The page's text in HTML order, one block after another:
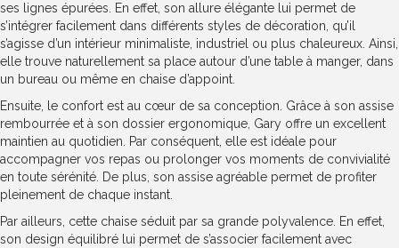
ses lignes épurées. En effet, son allure élégante lui permet de
s’intégrer facilement dans différents styles de décoration, qu’il
s’agisse d’un intérieur minimaliste, industriel ou plus chaleureux. Ainsi,
elle trouve naturellement sa place autour d’une table à manger, dans
un bureau ou même en chaise d’appoint.
Ensuite, le confort est au cœur de sa conception. Grâce à son assise
rembourrée et à son dossier ergonomique, Gary offre un excellent
maintien au quotidien. Par conséquent, elle est idéale pour
accompagner vos repas ou prolonger vos moments de convivialité
en toute sérénité. De plus, son assise agréable permet de profiter
pleinement de chaque instant.
Par ailleurs, cette chaise séduit par sa grande polyvalence. En effet,
son design équilibré lui permet de s’associer facilement avec